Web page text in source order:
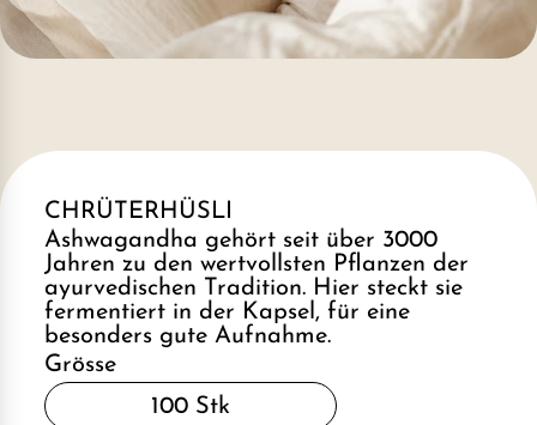
CHRÜTERHÜSLI
Ashwagandha gehört seit über 3000
Jahren zu den wertvollsten Pflanzen der
ayurvedischen Tradition. Hier steckt sie
fermentiert in der Kapsel, für eine
besonders gute Aufnahme.
Grösse
100 Stk